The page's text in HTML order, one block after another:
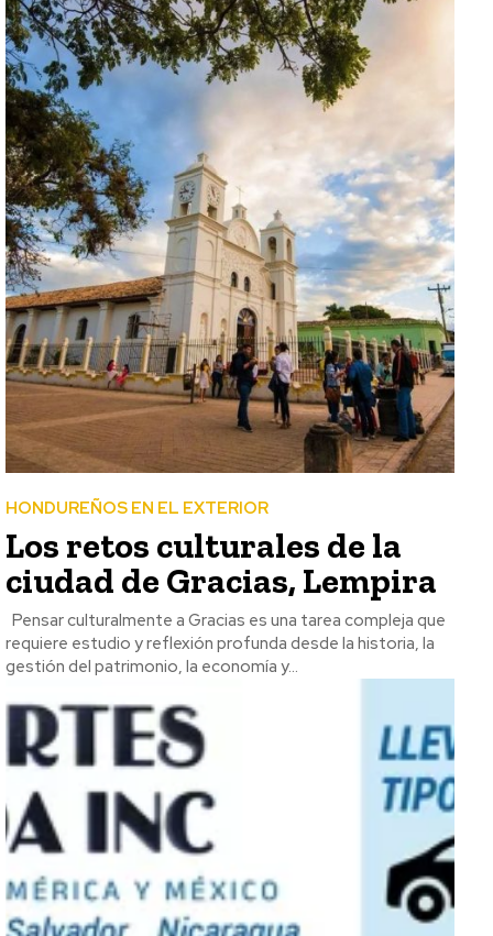
HONDUREÑOS EN EL EXTERIOR
Los retos culturales de la
ciudad de Gracias, Lempira
requiere estudio y reflexión profunda desde la historia, la
gestión del patrimonio, la economía y...